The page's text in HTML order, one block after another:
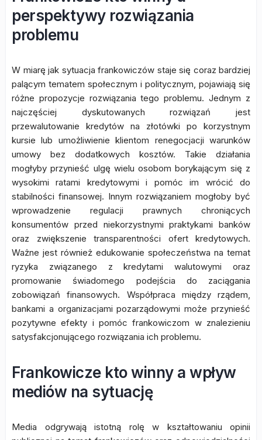
perspektywy rozwiązania
problemu
W miarę jak sytuacja frankowiczów staje się coraz bardziej
palącym tematem społecznym i politycznym, pojawiają się
różne propozycje rozwiązania tego problemu. Jednym z
najczęściej dyskutowanych rozwiązań jest
przewalutowanie kredytów na złotówki po korzystnym
kursie lub umożliwienie klientom renegocjacji warunków
umowy bez dodatkowych kosztów. Takie działania
mogłyby przynieść ulgę wielu osobom borykającym się z
wysokimi ratami kredytowymi i pomóc im wrócić do
stabilności finansowej. Innym rozwiązaniem mogłoby być
wprowadzenie regulacji prawnych chroniących
konsumentów przed niekorzystnymi praktykami banków
oraz zwiększenie transparentności ofert kredytowych.
Ważne jest również edukowanie społeczeństwa na temat
ryzyka związanego z kredytami walutowymi oraz
promowanie świadomego podejścia do zaciągania
zobowiązań finansowych. Współpraca między rządem,
bankami a organizacjami pozarządowymi może przynieść
pozytywne efekty i pomóc frankowiczom w znalezieniu
satysfakcjonującego rozwiązania ich problemu.
Frankowicze kto winny a wpływ
mediów na sytuację
Media odgrywają istotną rolę w kształtowaniu opinii